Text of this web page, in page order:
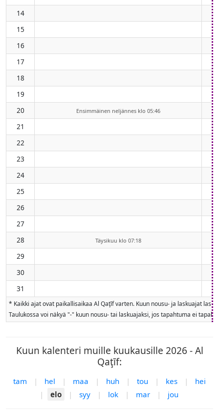
14
15
16
17
18
19
20
Ensimmäinen neljännes klo 05:46
21
22
23
24
25
26
27
28
Täysikuu klo 07:18
29
30
31
* Kaikki ajat ovat paikallisaikaa Al Qaţīf varten. Kuun nousu- ja laskuajat
Taulukossa voi näkyä "-" kuun nousu- tai laskuajaksi, jos tapahtuma ei
Kuun kalenteri muille kuukausille 2026 - Al
Qaţīf:
tam | hel | maa | huh | tou | kes |
hei
|
elo | syy | lok | mar | jou